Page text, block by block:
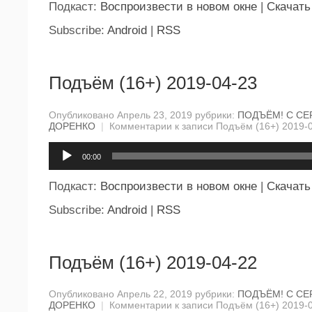
Подкаст: Воспроизвести в новом окне
Скачать
Subscribe: Android RSS
Подъём (16+) 2019-04-23
Опубликовано Апрель 23, 2019 рубрики: ПОДЪЁМ! С
ДОРЕНКО | Комментарии к записи Подъём (16+) 2019-
00:00
Подкаст: Воспроизвести в новом окне | Скачать
Subscribe: Android | RSS
Подъём (16+) 2019-04-22
Опубликовано Апрель 22, 2019 рубрики: ПОДЪЁМ! С
ДОРЕНКО | Комментарии к записи Подъём (16+) 2019-